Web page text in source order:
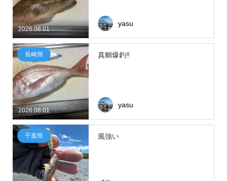
2026.08.01
yasu
2026.08.01
長崎県 真鯛爆釣‼
yasu
千葉県 風強い